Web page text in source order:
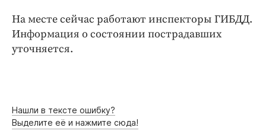
На месте сейчас работают инспекторы ГИБДД.
Информация о состоянии пострадавших
уточняется.
Нашли в тексте ошибку?
Выделите её и нажмите сюда!